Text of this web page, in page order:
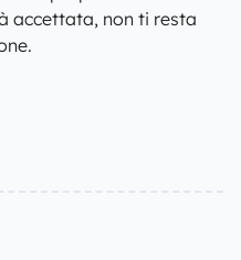
accettata, non ti resta